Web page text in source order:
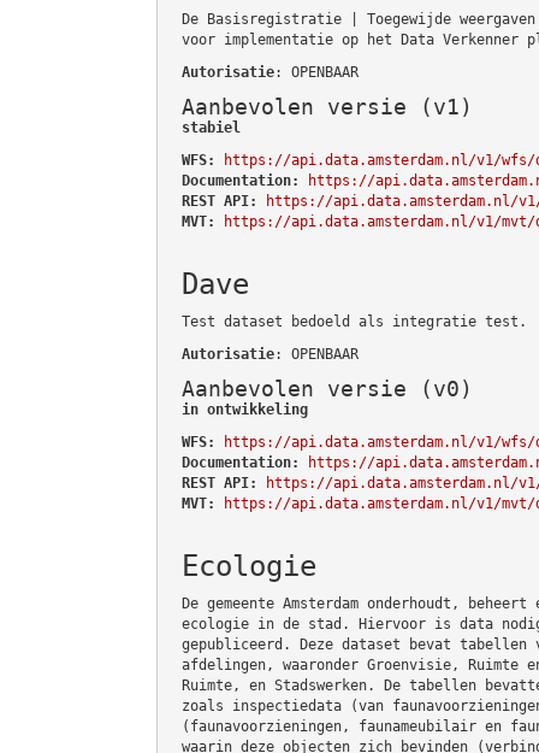
De Basisregistratie | Toegewijde
voor implementatie op het Data Verkenner
Autorisatie: OPENBAAR
Aanbevolen versie (v1)
stabiel
WFS:
https://api.data.amsterdam.nl/v1/wfs/
Documentation:
https://
REST API:
https://api.data.amsterdam.nl/
MVT:
https://api.data.amsterdam.nl/v1/mvt/
Dave
Test dataset bedoeld als integratie test.
Autorisatie: OPENBAAR
Aanbevolen versie (v0)
in ontwikkeling
WFS:
https://api.data.amsterdam.nl/v1/wfs/
Documentation:
https://
REST API:
https://api.data.amsterdam.nl/
MVT:
https://api.data.amsterdam.nl/v1/mvt/
Ecologie
De gemeente Amsterdam onderhoudt,
ecologie in de stad. Hiervoor is data
gepubliceerd. Deze dataset bevat tabellen
afdelingen, waaronder Groenvisie, Ruimte
Ruimte, en Stadswerken. De tabellen
zoals inspectiedata (van
(faunavoorzieningen, faunameubilair en
waarin deze objecten zich bevinden